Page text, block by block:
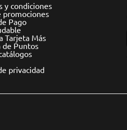
y condiciones
promociones
Pago
Tarjeta Más
de Puntos
privacidad